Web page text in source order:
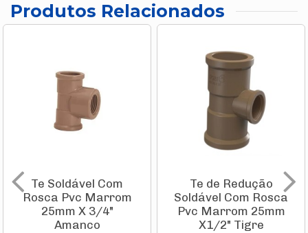
Produtos Relacionados
Te Soldável Com
Rosca Pvc Marrom
25mm X 3/4"
Amanco
Te de Redução
Soldável Com Rosca
Pvc Marrom 25mm
X1/2" Tigre